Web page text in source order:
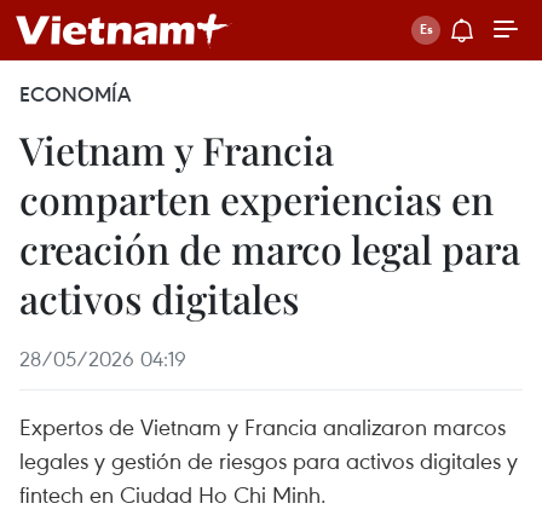
ECONOMÍA
Vietnam y Francia
comparten experiencias en
creación de marco legal para
activos digitales
28/05/2026 04:19
Expertos de Vietnam y Francia analizaron marcos
legales y gestión de riesgos para activos digitales y
fintech en Ciudad Ho Chi Minh.